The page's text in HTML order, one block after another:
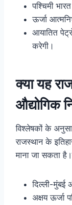
पश्चिमी
ऊर्जा
आयातित
करेगी।
क्या यह
औद्योगिक
विश्लेषकों के
राजस्थान के
माना जा सकता
दिल्ली-मुंबई
अक्षय ऊर्जा